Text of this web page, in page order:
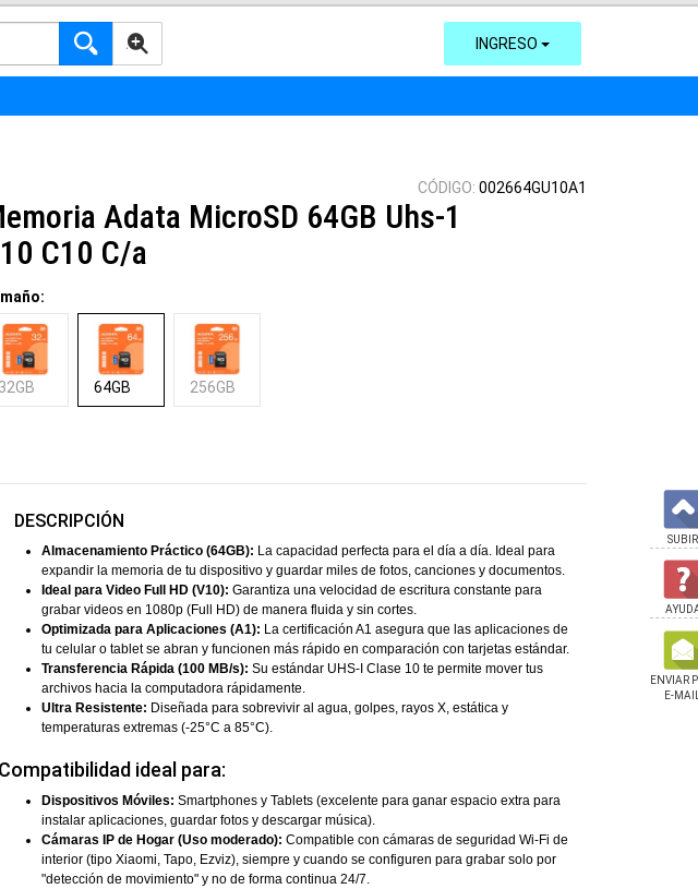
AVANZADA INGRESO
CÓDIGO: 002664GU10A1
Adata MicroSD 64GB Uhs-1
C10 C/a
32GB 64GB 256GB
DESCRIPCIÓN
Almacenamiento Práctico (64GB): La capacidad perfecta para el día a día. Ideal para
expandir la memoria de tu dispositivo y guardar miles de fotos, canciones y documentos.
Ideal para Video Full HD (V10): Garantiza una velocidad de escritura constante para
grabar videos en 1080p (Full HD) de manera fluida y sin cortes.
Optimizada para Aplicaciones (A1): La certificación A1 asegura que las aplicaciones de
tu celular o tablet se abran y funcionen más rápido en comparación con tarjetas estándar.
Transferencia Rápida (100 MB/s): Su estándar UHS-I Clase 10 te permite mover tus
archivos hacia la computadora rápidamente.
Ultra Resistente: Diseñada para sobrevivir al agua, golpes, rayos X, estática y
temperaturas extremas (-25°C a 85°C).
Compatibilidad ideal para:
Dispositivos Móviles: Smartphones y Tablets (excelente para ganar espacio extra para
instalar aplicaciones, guardar fotos y descargar música).
Cámaras IP de Hogar (Uso moderado): Compatible con cámaras de seguridad Wi-Fi de
interior (tipo Xiaomi, Tapo, Ezviz), siempre y cuando se configuren para grabar solo por
"detección de movimiento" y no de forma continua 24/7.
SUBIR
ENVIAR
E-